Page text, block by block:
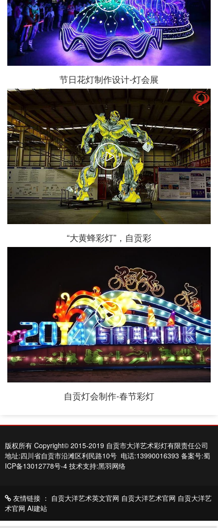
节日花灯制作设计-灯会展
“大黄蜂彩灯”，自贡彩
自贡灯会制作-春节彩灯
版权所有 Copyright© 2015-2019 自贡市大洋艺术彩灯有限责任公司
地址:四川省自贡市沿滩区利民路10号 电话:13990016393 备案号:蜀
ICP备13012778号-4 技术支持:黑羽网络
友情链接 ： 自贡大洋艺术英文官网 自贡大洋艺术官网 自贡大洋艺
术官网 AI建站
